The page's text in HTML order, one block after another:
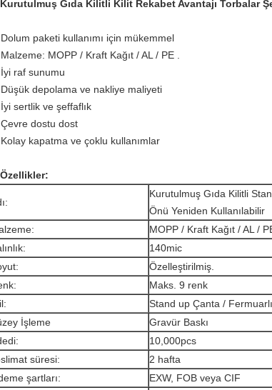
Kurutulmuş Gıda Kilitli Kilit Rekabet Avantajı Torbalar
paketi kullanımı için mükemmel
MOPP / Kraft Kağıt / AL / PE
raf sunumu
depolama ve nakliye maliyeti
sertlik ve şeffaflık
dostu dost
kapatma ve çoklu kullanımlar
Kurutulmuş Gıda Kilitli
Önü Yeniden Kullanılabilir
MOPP / Kraft Kağıt / AL /
140mic
Özelleştirilmiş.
Maks. 9 renk
Stand up Çanta /
İşleme
Gravür Baskı
10,000pcs
süresi:
2 hafta
şartları:
EXW, FOB veya CIF